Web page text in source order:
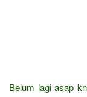
Belum lagi asap